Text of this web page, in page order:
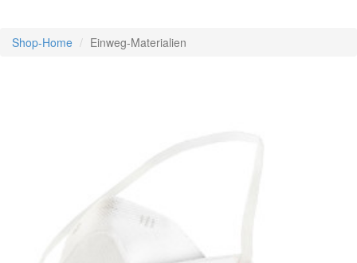
Shop-Home Einweg-Materialien